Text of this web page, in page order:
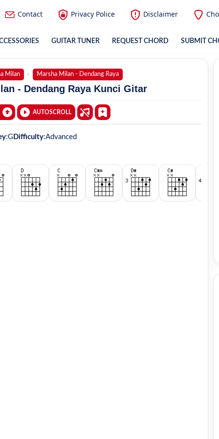
Contact Privacy Police Disclaimer
GUITAR TUNER REQUEST CHORD SUBMIT
Milan Marsha Milan - Dendang Raya
- Dendang Raya Kunci Gitar
AUTOSCROLL
:G Difficulty:Advanced